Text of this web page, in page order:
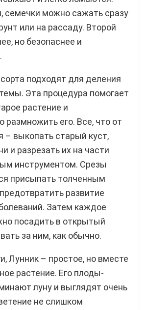
семечки можно сажать сразу
или на рассаду. Второй
но безопаснее и
подходят для деления
Эта процедура помогает
растение и
размножить его. Все, что от
– выкопать старый куст,
и разрезать их на части
инструментом. Срезы
присыпать толченным
развитие
Затем каждое
посадить в открытый
за ним, как обычно.
Лунник – простое, но вместе
растение. Его плоды-
луну и выглядят очень
не слишком